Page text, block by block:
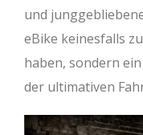
und
eBike keinesfalls
haben, sondern
der ultimativen